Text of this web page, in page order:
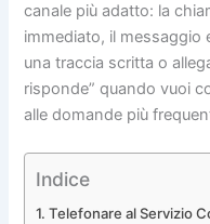
canale più adatto: la
immediato, il messaggio
una traccia scritta o
risponde” quando vuoi
alle domande più
Indice
Telefonare al Servizio